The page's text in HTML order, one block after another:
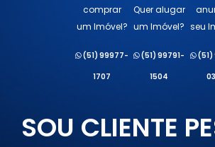
comprar
um Imóvel?
(51) 99977-
1707
Quer alugar
um Imóvel?
(51) 99791-
1504
seu
(51)
SOU CLIENTE